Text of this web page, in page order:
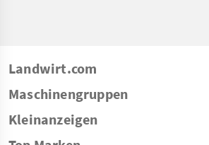
Landwirt.com
Maschinengruppen
Kleinanzeigen